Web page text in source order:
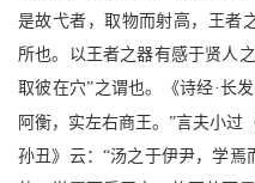
是故弋者，取物而射高，王者
所也。以王者之器有感于贤人
取彼在穴”之谓也。《诗经·长
阿衡，实左右商王。”言夫小过
孙丑》云：“汤之于伊尹，学